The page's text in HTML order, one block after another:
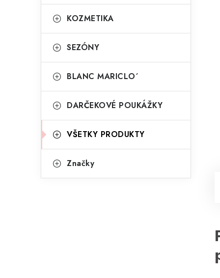
KOZMETIKA
SEZÓNY
BLANC MARICLO´
DARČEKOVÉ POUKÁŽKY
VŠETKY PRODUKTY
Značky